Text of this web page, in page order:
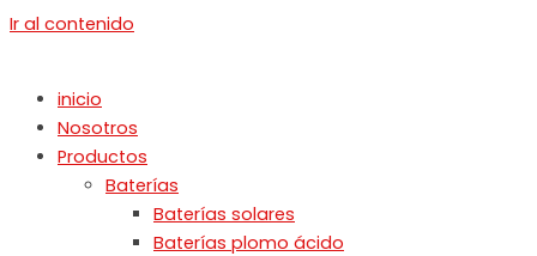
Ir al contenido
inicio
Nosotros
Productos
Baterías
Baterías solares
Baterías plomo ácido